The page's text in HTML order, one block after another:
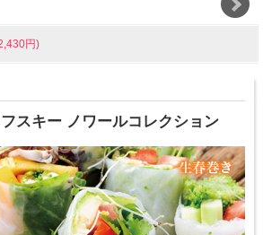
円)
スキー ノワールコレクション